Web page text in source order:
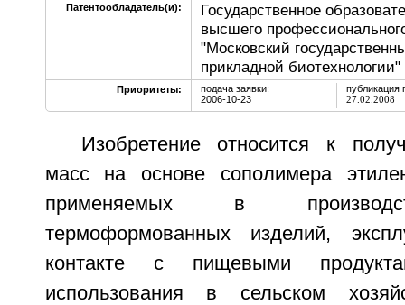
Патентообладатель(и):
Государственное
высшего
"Московский
прикладной
Приоритеты:
подача заявки:
2006-10-23
публикация
27.02.2008
Изобретение относится к
масс на основе сополимера
применяемых в
термоформованных изделий,
контакте с пищевыми
использования в сельском